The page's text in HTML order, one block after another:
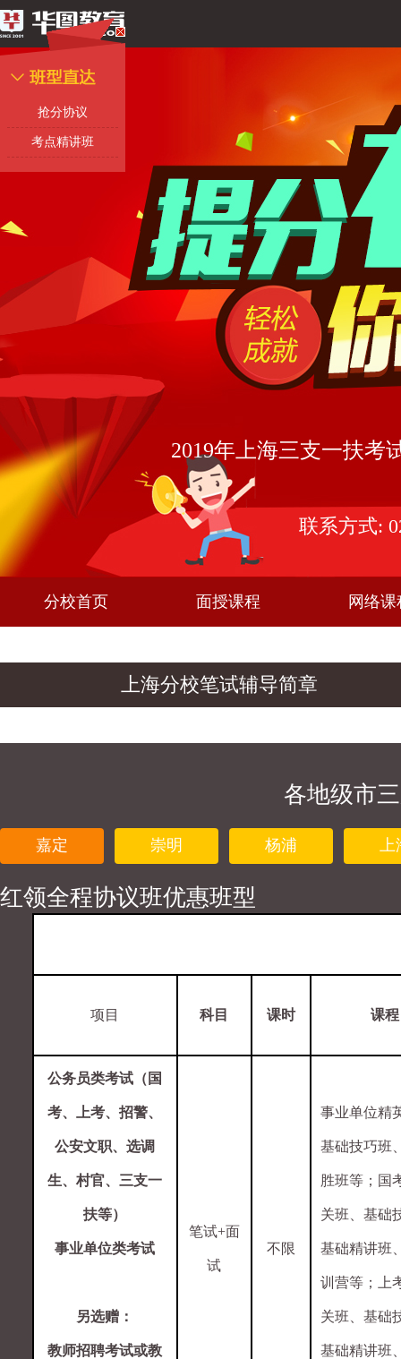
2019年上海三支一扶考
联系方式:
分校首页 面授课程 网络课
上海分校笔试辅导简章
各地级市
嘉定 崇明 杨浦 上
红领全程协议班优惠班型
项目 科目 课时 课程
公务员类考试 （国
考、上考、招警、
公安文职、选调
生、村官、三支一
扶等）
事业单位类考试
另选赠：
教师招聘考试或教
笔试+面
试
不限
事业单位精
基础技巧班
胜班等；国
关班、基础
基础精讲班
训营等；上
关班、基础
基础精讲班
抢分协议
考点精讲班